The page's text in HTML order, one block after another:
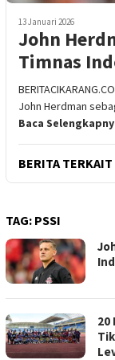
13 Januari 2026
John
Timnas
John Herdman
Baca
BERITA TERKAIT
TAG: PSSI
20